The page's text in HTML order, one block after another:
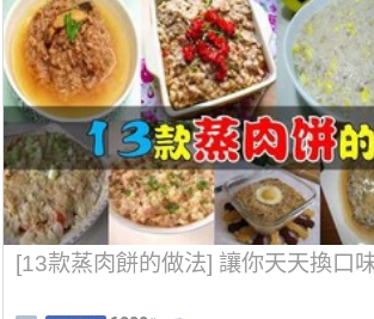
[13款蒸肉餅的做法] 讓你天天換口味